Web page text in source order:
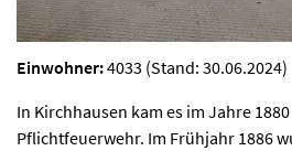
Einwohner:4033 (Stand: 30.06.2024)
In Kirchhausen kam es im Jahre
Pflichtfeuerwehr. Im Frühjahr 1886